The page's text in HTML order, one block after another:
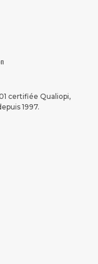
certifiée Qualiopi,
1997.